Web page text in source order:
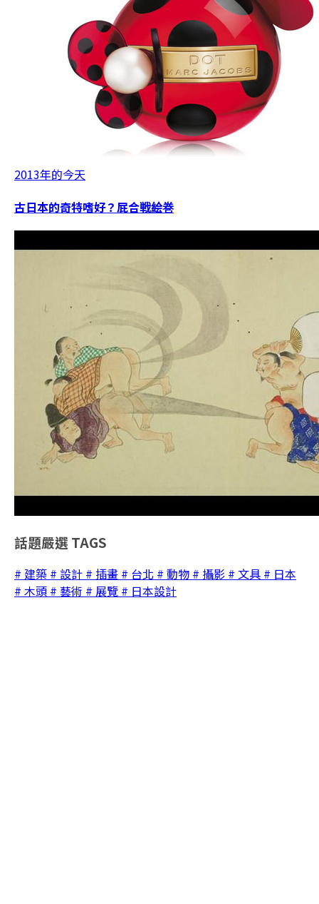
2013年的今天
古日本的奇特嗜好？屁合戦絵巻
話題嚴選 TAGS
# 建築 # 設計 # 插畫 # 台北 # 動物 # 攝影 # 文具 # 日本
# 木頭 # 藝術 # 展覽 # 日本設計